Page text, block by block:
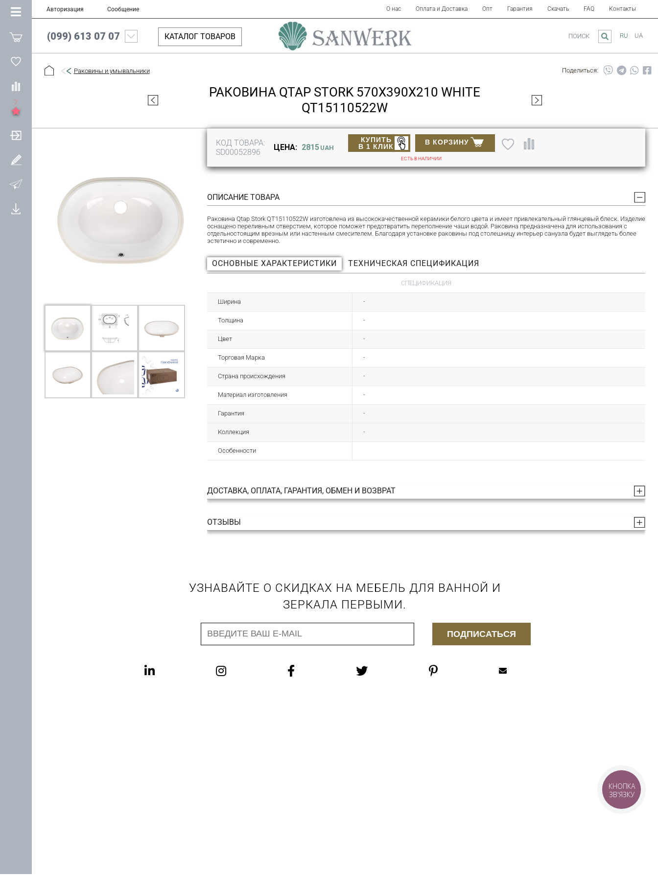
7
Авторизация Сообщение О нас Оплата и Доставка Опт Гарантия Скачать FAQ Контакты
КАТАЛОГ ТОВАРОВ
(099) 613 07 07 RU UA
ПОИСК
Раковины и умывальники Поделиться:
РАКОВИНА QTAP STORK 570X390X210 WHITE
QT15110522W
КОД ТОВАРА:
SD00052896
ЦЕНА: 2815 UAH
В КОРЗИНУ
КУПИТЬ
В 1 КЛИК
ЕСТЬ В НАЛИЧИИ
ОПИСАНИЕ ТОВАРА
Раковина Qtap Stork QT15110522W изготовлена из высококачественной керамики белого цвета и имеет привлекательный глянцевый блеск. Изделие
оснащено переливным отверстием, которое поможет предотвратить переполнение чаши водой. Раковина предназначена для использования с
отдельностоящим врезным или настенным смесителем. Благодаря установке раковины под столешницу интерьер санузла будет выглядеть более
эстетично и современно.
ОСНОВНЫЕ ХАРАКТЕРИСТИКИ ТЕХНИЧЕСКАЯ СПЕЦИФИКАЦИЯ
СПЕЦИФИКАЦИЯ
Ширина -
Толщина -
Цвет -
Торговая Марка -
Страна происхождения -
Материал изготовления -
Гарантия -
Коллекция -
Особенности
ДОСТАВКА, ОПЛАТА, ГАРАНТИЯ, ОБМЕН И ВОЗВРАТ
ОТЗЫВЫ
УЗНАВАЙТЕ О СКИДКАХ НА МЕБЕЛЬ ДЛЯ ВАННОЙ И
ЗЕРКАЛА ПЕРВЫМИ.
ПОДПИСАТЬСЯ
КНОПКА
ЗВ'ЯЗКУ